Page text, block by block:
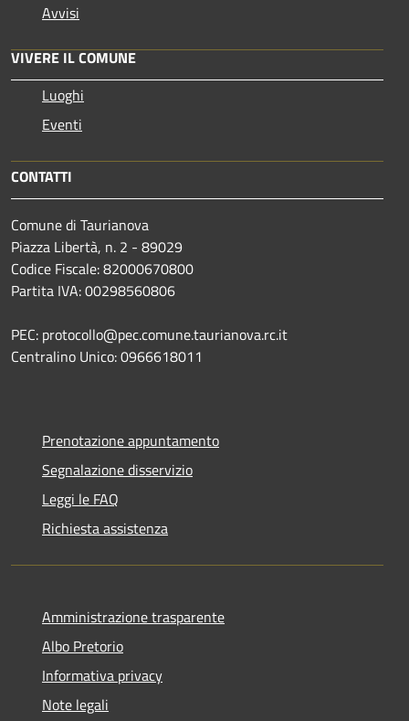
Avvisi
VIVERE IL COMUNE
Luoghi
Eventi
CONTATTI
Comune di Taurianova
Piazza Libertà, n. 2 - 89029
Codice Fiscale: 82000670800
Partita IVA: 00298560806
PEC: protocollo@pec.comune.taurianova.rc.it
Centralino Unico: 0966618011
Prenotazione appuntamento
Segnalazione disservizio
Leggi le FAQ
Richiesta assistenza
Amministrazione trasparente
Albo Pretorio
Informativa privacy
Note legali